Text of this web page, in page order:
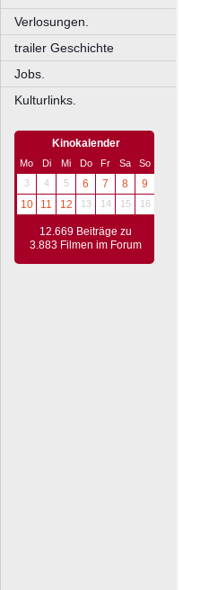
Verlosungen.
trailer Geschichte
Jobs.
Kulturlinks.
Kinokalender
Mo Di Mi Do Fr Sa
So
3
4 5 6 7 8
9
10
11 12 13 14 15 16
12.669 Beiträge zu
3.883 Filmen im Forum